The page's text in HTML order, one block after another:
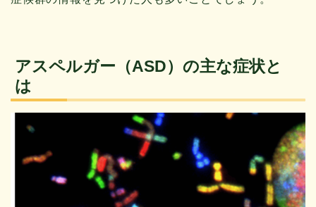
アスペルガー（ASD）の主な症状と
は